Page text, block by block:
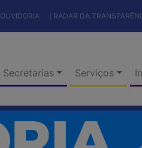
OUVIDORIA | RADAR DA
Secretarias Serviços